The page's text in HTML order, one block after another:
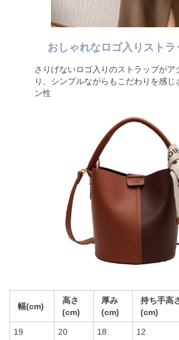
おしゃれなロゴ入りストラ
さりげないロゴ入りのストラップがア
り、シンプルながらもこだわりを感じ
ン性
幅(cm)
高さ
(cm)
厚み
(cm)
持ち手高
(cm)
19 20 18 12